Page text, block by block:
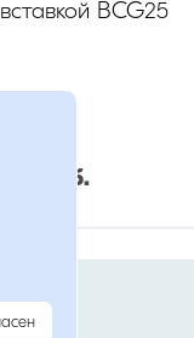
BCG25
руб.